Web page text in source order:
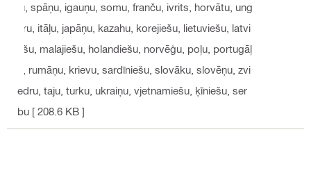
ļu, spāņu, igauņu, somu, franču, ivrits, horvātu, ung
āru, itāļu, japāņu, kazahu, korejiešu, lietuviešu, latvi
ešu, malajiešu, holandiešu, norvēģu, poļu, portugāļ
u, rumāņu, krievu, sardīniešu, slovāku, slovēņu, zvi
edru, taju, turku, ukraiņu, vjetnamiešu, ķīniešu, ser
bu [ 208.6 KB ]